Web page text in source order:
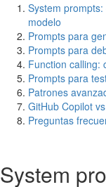
System
modelo
Prompts para
Prompts para
Function calling:
Prompts para
Patrones
GitHub Copilot
Preguntas
System